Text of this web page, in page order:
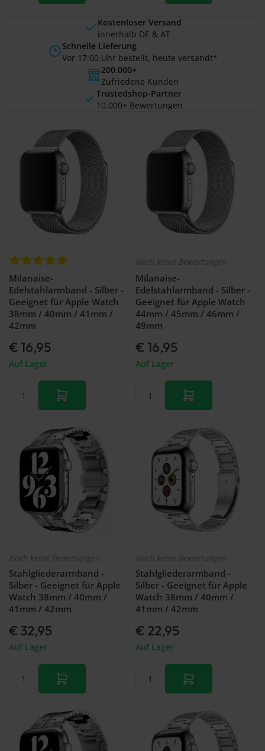
Kostenloser Versand
innerhalb DE & AT
Schnelle Lieferung
Vor 17:00 Uhr bestellt, heute versandt*
200.000+
Zufriedene Kunden
Trustedshop-Partner
10.000+ Bewertungen
Milanaise-
Edelstahlarmband - Silber -
Geeignet für Apple Watch
38mm / 40mm / 41mm /
42mm
€ 16,95
Auf Lager
Noch keine Bewertungen
Milanaise-
Edelstahlarmband - Silber -
Geeignet für Apple Watch
44mm / 45mm / 46mm /
49mm
€ 16,95
Auf Lager
Noch keine Bewertungen
Stahlgliederarmband -
Silber - Geeignet für Apple
Watch 38mm / 40mm /
41mm / 42mm
€ 32,95
Auf Lager
Noch keine Bewertungen
Stahlgliederarmband -
Silber - Geeignet für Apple
Watch 38mm / 40mm /
41mm / 42mm
€ 22,95
Auf Lager